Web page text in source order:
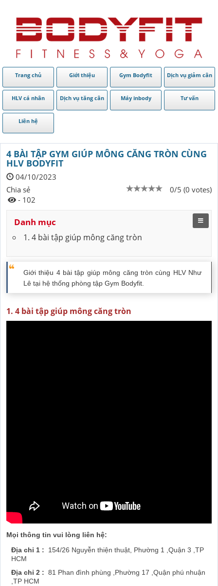
Trang chủ Giới thiệu Gym Bodyfit Dịch vụ giảm cân
HLV cá nhân Dịch vụ tăng cân Máy inbody Tư vấn
Liên hệ
4 BÀI TẬP GYM GIÚP MÔNG CĂNG TRÒN CÙNG
HLV BODYFIT
04/10/2023
0/5 (0 votes)
Chia sẻ
- 102
Danh mục
1. 4 bài tập giúp mông căng tròn
Giới thiệu 4 bài tập giúp mông căng tròn cùng HLV Như
Lê tại hệ thống phòng tập Gym Bodyfit.
1. 4 bài tập giúp mông căng tròn
Mọi thông tin vui lòng liên hệ:
Địa chỉ 1 :
154/26 Nguyễn thiện thuật, Phường 1 ,Quận 3 ,TP
HCM
Địa chỉ 2 : 81 Phan đình phùng ,Phường 17 ,Quận phú nhuận
,TP HCM